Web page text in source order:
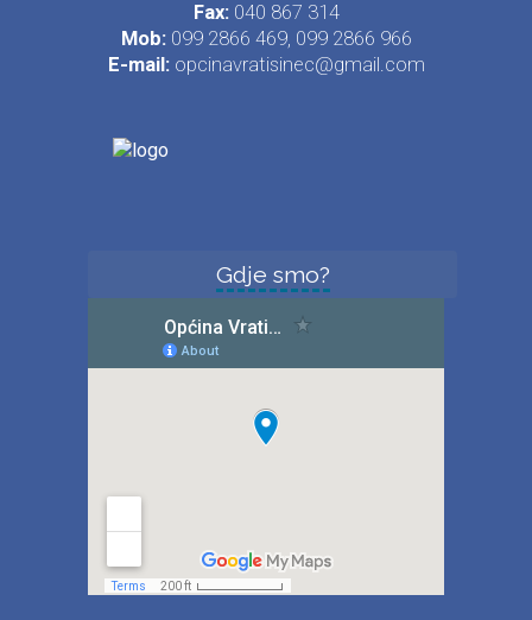
Fax: 040 867 314
Mob: 099 2866 469, 099 2866 966
E-mail: opcinavratisinec@gmail.com
Gdje smo?